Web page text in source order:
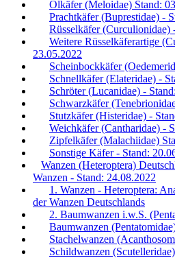
Ölkäfer (Meloidae) Stand:
Prachtkäfer (Buprestidae) -
Rüsselkäfer (Curculionidae)
Weitere Rüsselkäferartige
23.05.2022
Scheinbockkäfer
Schnellkäfer (Elateridae) -
Schröter (Lucanidae) -
Schwarzkäfer
Stutzkäfer (Histeridae) -
Weichkäfer (Cantharidae) -
Zipfelkäfer (Malachiidae)
Sonstige Käfer - Stand:
Wanzen (Heteroptera)
Wanzen - Stand: 24.08.2022
1. Wanzen - Heteroptera:
der Wanzen Deutschlands
2. Baumwanzen i.w.S.
Baumwanzen
Stachelwanzen
Schildwanzen (Scutelleridae)